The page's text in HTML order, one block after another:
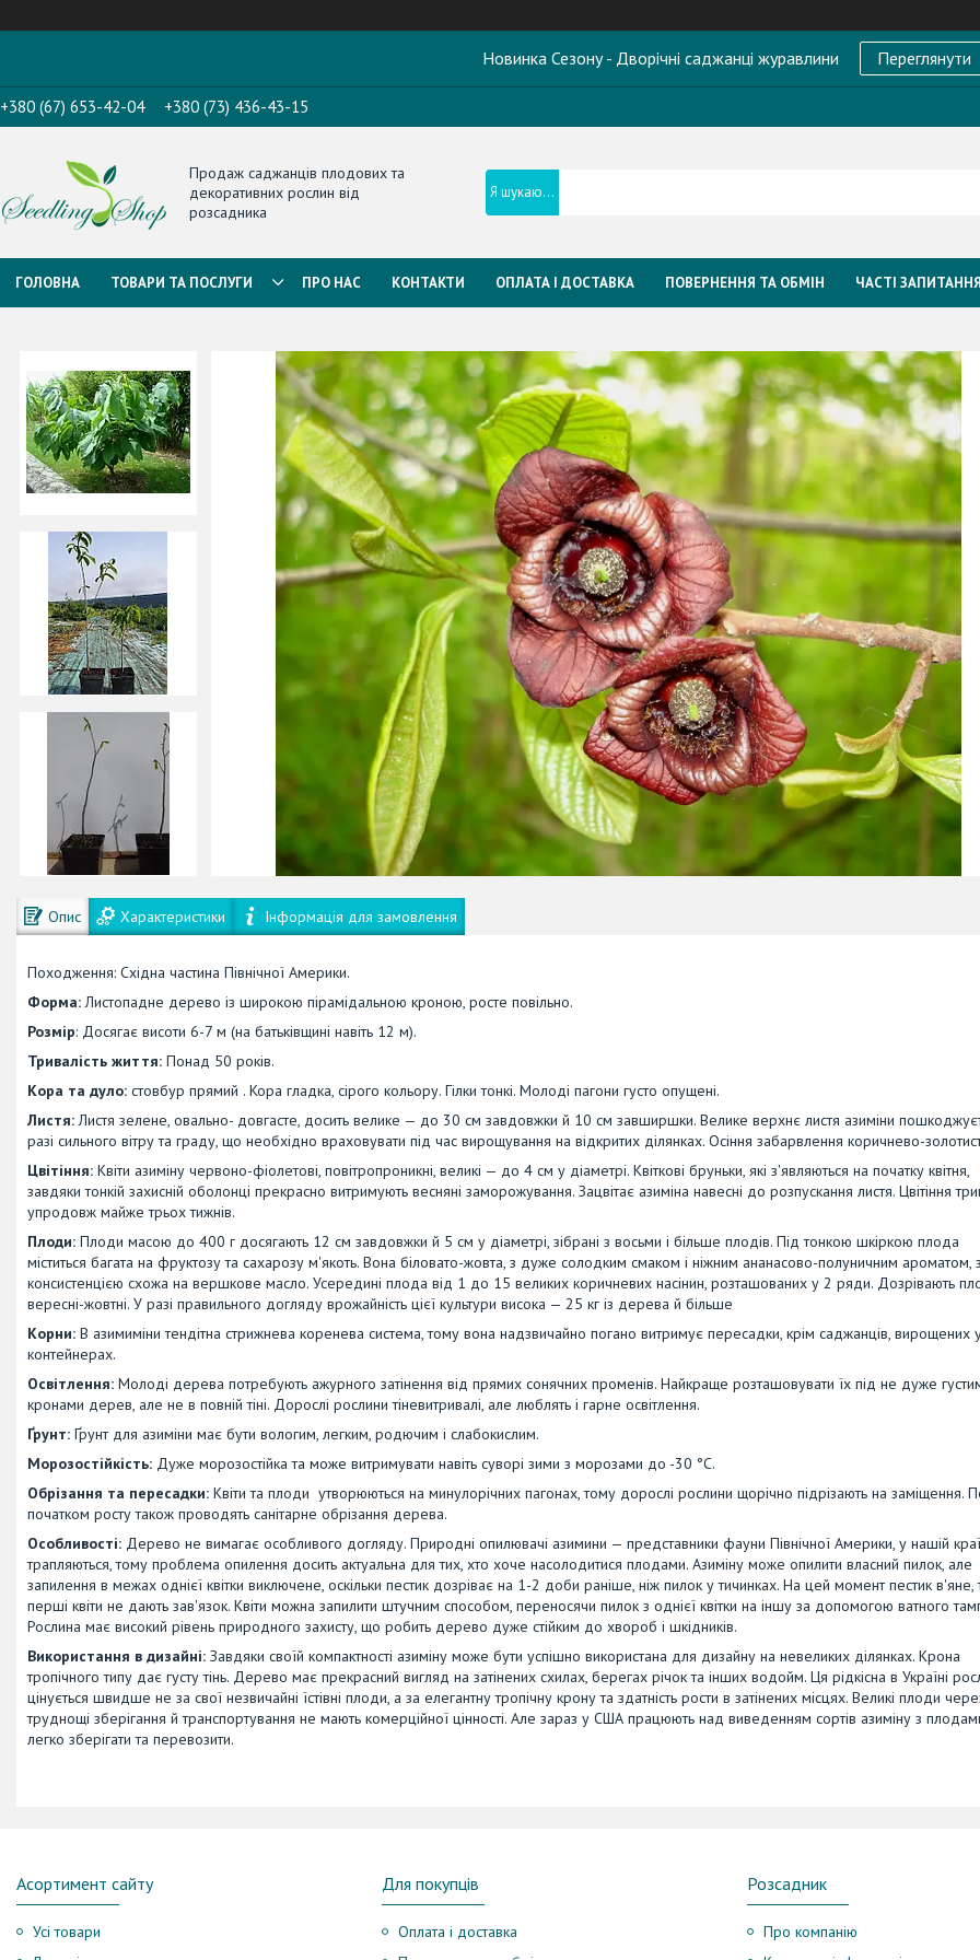
Новинка Сезону - Дворічні саджанці журавлини Переглянути
+380 (67) 653-42-04 +380 (73) 436-43-15
Продаж саджанців плодових та
декоративних рослин від
розсадника
ГОЛОВНА ТОВАРИ ТА ПОСЛУГИ ПРО НАС КОНТАКТИ ОПЛАТА І ДОСТАВКА ПОВЕРНЕННЯ ТА ОБМІН ЧАСТІ ЗАПИТАННЯ
Опис Характеристики Інформація для замовлення
Походження: Східна частина Північної Америки.
Форма:Листопадне дерево із широкою пірамідальною кроною, росте повільно.
Розмір: Досягає висоти 6-7 м (на батьківщині навіть 12 м).
Тривалість життя: Понад 50 років.
Кора та дуло: стовбур прямий . Кора гладка, сірого кольору. Гілки тонкі. Молоді пагони густо опущені.
Листя:Листя зелене, овально- довгасте, досить велике — до 30 см завдовжки й 10 см завширшки. Велике верхнє листя азиміни
разі сильного вітру та граду, що необхідно враховувати під час вирощування на відкритих ділянках. Осіння забарвлення коричнево-
Цвітіння: Квіти азиміну червоно-фіолетові, повітропроникні, великі — до 4 см у діаметрі. Квіткові бруньки, які з'являються на початку квітня,
завдяки тонкій захисній оболонці прекрасно витримують весняні заморожування. Зацвітає азиміна навесні до розпускання листя. Цвітіння
упродовж майже трьох тижнів.
Плоди: Плоди масою до 400 г досягають 12 см завдовжки й 5 см у діаметрі, зібрані з восьми і більше плодів. Під тонкою шкіркою плода
міститься багата на фруктозу та сахарозу м'якоть. Вона біловато-жовта, з дуже солодким смаком і ніжним ананасово-полуничним ароматом,
консистенцією схожа на вершкове масло. Усередині плода від 1 до 15 великих коричневих насінин, розташованих у 2 ряди. Дозрівають
вересні-жовтні. У разі правильного догляду врожайність цієї культури висока — 25 кг із дерева й більше
Корни: В азимиміни тендітна стрижнева коренева система, тому вона надзвичайно погано витримує пересадки, крім саджанців, вирощених
контейнерах.
Освітлення: Молоді дерева потребують ажурного затінення від прямих сонячних променів. Найкраще розташовувати їх під не дуже
кронами дерев, але не в повній тіні. Дорослі рослини тіневитривалі, але люблять і гарне освітлення.
Ґрунт: Ґрунт для азиміни має бути вологим, легким, родючим і слабокислим.
Морозостійкість: Дуже морозостійка та може витримувати навіть суворі зими з морозами до -30 °C.
Обрізання та пересадки: Квіти та плоди утворюються на минулорічних пагонах, тому дорослі рослини щорічно підрізають на заміщення.
початком росту також проводять санітарне обрізання дерева.
Особливості: Дерево не вимагає особливого догляду. Природні опилювачі азимини — представники фауни Північної Америки, у нашій
трапляються, тому проблема опилення досить актуальна для тих, хто хоче насолодитися плодами. Азиміну може опилити власний пилок, але
запилення в межах однієї квітки виключене, оскільки пестик дозріває на 1-2 доби раніше, ніж пилок у тичинках. На цей момент пестик в'яне,
перші квіти не дають зав'язок. Квіти можна запилити штучним способом, переносячи пилок з однієї квітки на іншу за допомогою ватного
Рослина має високий рівень природного захисту, що робить дерево дуже стійким до хвороб і шкідників.
Використання в дизайні: Завдяки своїй компактності азиміну може бути успішно використана для дизайну на невеликих ділянках. Крона
тропічного типу дає густу тінь. Дерево має прекрасний вигляд на затінених схилах, берегах річок та інших водойм. Ця рідкісна в Україні
цінується швидше не за свої незвичайні їстівні плоди, а за елегантну тропічну крону та здатність рости в затінених місцях. Великі плоди
труднощі зберігання й транспортування не мають комерційної цінності. Але зараз у США працюють над виведенням сортів азиміну з
легко зберігати та перевозити.
Асортимент сайту
Усі товари
Для покупців
Оплата і доставка
Розсадник
Про компанію